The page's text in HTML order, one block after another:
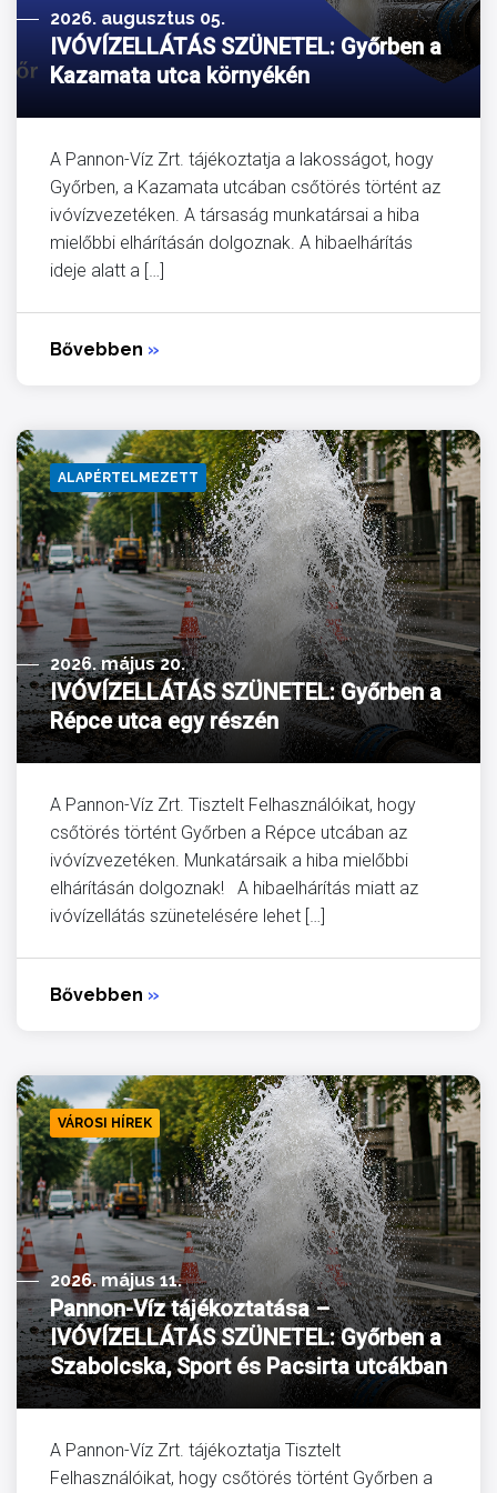
2026. augusztus 05.
IVÓVÍZELLÁTÁS SZÜNETEL: Győrben a
Kazamata utca környékén
A Pannon-Víz Zrt. tájékoztatja a lakosságot, hogy
Győrben, a Kazamata utcában csőtörés történt az
ivóvízvezetéken. A társaság munkatársai a hiba
mielőbbi elhárításán dolgoznak. A hibaelhárítás
ideje alatt a […]
Bővebben »
ALAPÉRTELMEZETT
2026. május 20.
IVÓVÍZELLÁTÁS SZÜNETEL: Győrben a
Répce utca egy részén
A Pannon-Víz Zrt. Tisztelt Felhasználóikat, hogy
csőtörés történt Győrben a Répce utcában az
ivóvízvezetéken. Munkatársaik a hiba mielőbbi
elhárításán dolgoznak! A hibaelhárítás miatt az
ivóvízellátás szünetelésére lehet […]
Bővebben »
VÁROSI HÍREK
2026. május 11.
Pannon-Víz tájékoztatása –
IVÓVÍZELLÁTÁS SZÜNETEL: Győrben a
Szabolcska, Sport és Pacsirta utcákban
A Pannon-Víz Zrt. tájékoztatja Tisztelt
Felhasználóikat, hogy csőtörés történt Győrben a